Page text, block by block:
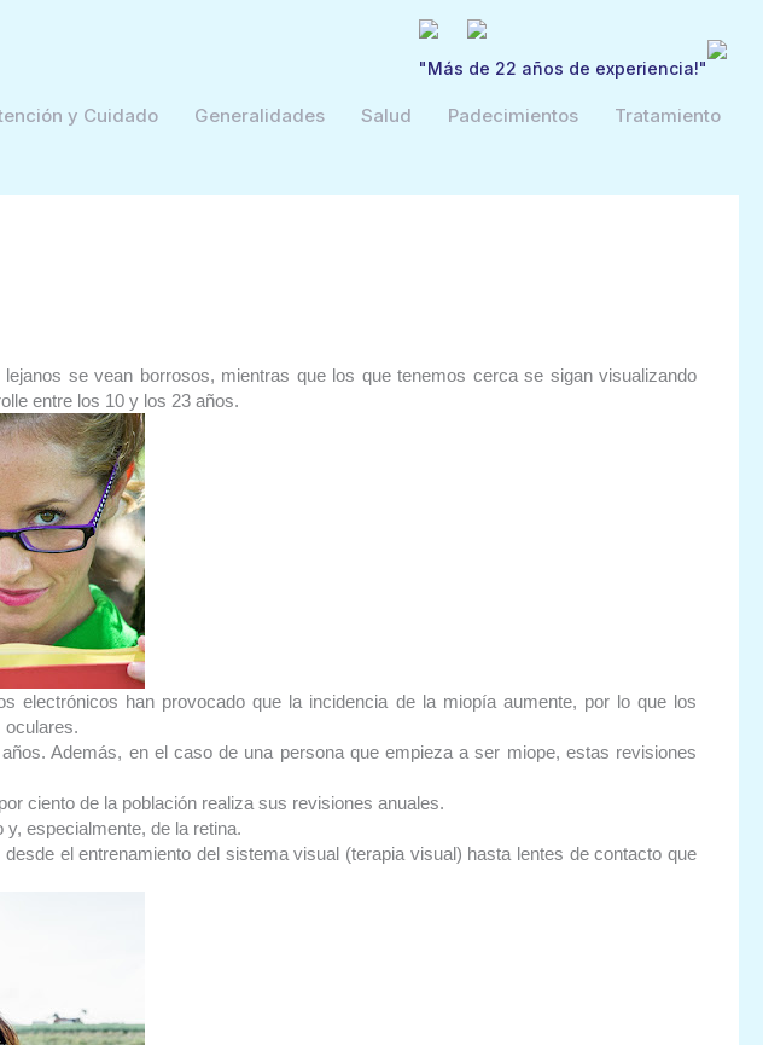
"Más de 22 años de experiencia!"
y Cuidado Generalidades Salud Padecimientos Tratamiento
se vean borrosos, mientras que los que tenemos cerca se sigan visualizando
entre los 10 y los 23 años.
electrónicos han provocado que la incidencia de la miopía aumente, por lo que los
oculares.
Además, en el caso de una persona que empieza a ser miope, estas revisiones
ciento de la población realiza sus revisiones anuales.
especialmente, de la retina.
el entrenamiento del sistema visual (terapia visual) hasta lentes de contacto que